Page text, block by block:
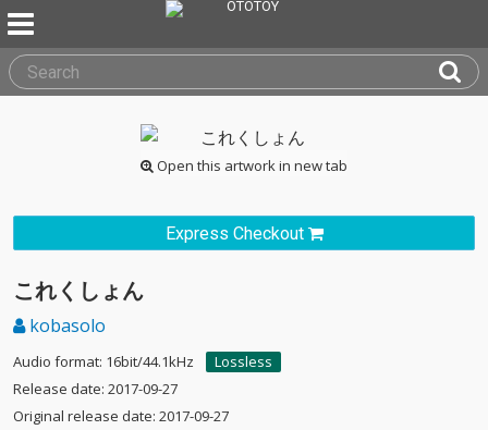
Open this artwork in new tab
Express Checkout
これくしょん
kobasolo
Audio format: 16bit/44.1kHz
Lossless
Release date: 2017-09-27
Original release date: 2017-09-27